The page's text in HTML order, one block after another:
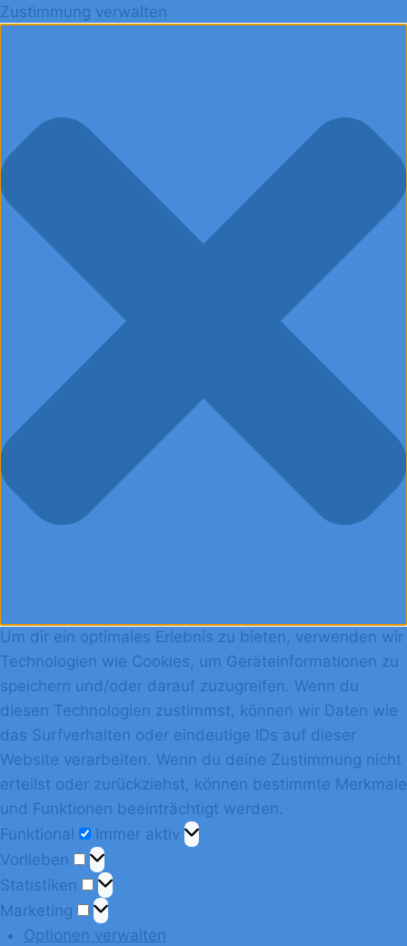
Zustimmung verwalten
Um dir ein optimales Erlebnis zu bieten, verwenden wir
Technologien wie Cookies, um Geräteinformationen zu
speichern und/oder darauf zuzugreifen. Wenn du
diesen Technologien zustimmst, können wir Daten wie
das Surfverhalten oder eindeutige IDs auf dieser
Website verarbeiten. Wenn du deine Zustimmung nicht
erteilst oder zurückziehst, können bestimmte Merkmale
und Funktionen beeinträchtigt werden.
Funktional
Immer aktiv
Vorlieben
Statistiken
Marketing
Optionen verwalten